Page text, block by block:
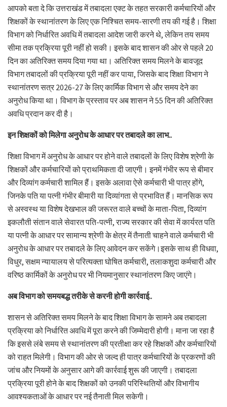
आपको बता दे कि उत्तराखंड में तबादला एक्ट के तहत सरकारी कर्मचारियों और
शिक्षकों के स्थानांतरण के लिए एक निश्चित समय-सारणी तय की गई है। शिक्षा
विभाग को निर्धारित अवधि में तबादला आदेश जारी करने थे, लेकिन तय समय
सीमा तक प्रक्रिया पूरी नहीं हो सकी। इसके बाद शासन की ओर से पहले 20
दिन का अतिरिक्त समय दिया गया था। अतिरिक्त समय मिलने के बावजूद
विभाग तबादलों की प्रक्रिया पूरी नहीं कर पाया, जिसके बाद शिक्षा विभाग ने
स्थानांतरण सत्र 2026-27 के लिए कार्मिक विभाग से और समय देने का
अनुरोध किया था। विभाग के प्रस्ताव पर अब शासन ने 55 दिन की अतिरिक्त
अवधि प्रदान कर दी है।
इन शिक्षकों को मिलेगा अनुरोध के आधार पर तबादले का लाभ..
शिक्षा विभाग में अनुरोध के आधार पर होने वाले तबादलों के लिए विशेष श्रेणी के
शिक्षकों और कर्मचारियों को प्राथमिकता दी जाएगी। इनमें गंभीर रूप से बीमार
और दिव्यांग कर्मचारी शामिल हैं। इसके अलावा ऐसे कर्मचारी भी पात्र होंगे,
जिनके पति या पत्नी गंभीर बीमारी या दिव्यांगता से प्रभावित हैं। मानसिक रूप
से अस्वस्थ या विशेष देखभाल की जरूरत वाले बच्चों के माता-पिता, दिव्यांग
इकलौती संतान वाले सेवारत पति-पत्नी, राज्य सरकार की सेवा में कार्यरत पति
या पत्नी के आधार पर सामान्य श्रेणी के क्षेत्र में तैनाती चाहने वाले कर्मचारी भी
अनुरोध के आधार पर तबादले के लिए आवेदन कर सकेंगे।इसके साथ ही विधवा,
विधुर, सक्षम न्यायालय से परित्यक्ता घोषित कर्मचारी, तलाकशुदा कर्मचारी और
वरिष्ठ कार्मिकों के अनुरोध पर भी नियमानुसार स्थानांतरण किए जाएंगे।
अब विभाग को समयबद्ध तरीके से करनी होगी कार्रवाई..
शासन से अतिरिक्त समय मिलने के बाद शिक्षा विभाग के सामने अब तबादला
प्रक्रिया को निर्धारित अवधि में पूरा करने की जिम्मेदारी होगी। माना जा रहा है
कि इससे लंबे समय से स्थानांतरण की प्रतीक्षा कर रहे शिक्षकों और कर्मचारियों
को राहत मिलेगी। विभाग की ओर से जल्द ही पात्र कर्मचारियों के प्रकरणों की
जांच और नियमों के अनुसार आगे की कार्रवाई शुरू की जाएगी। तबादला
प्रक्रिया पूरी होने के बाद शिक्षकों को उनकी परिस्थितियों और विभागीय
आवश्यकताओं के आधार पर नई तैनाती मिल सकेगी।